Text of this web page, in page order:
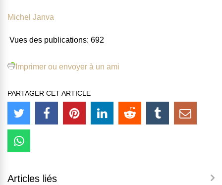
Michel Janva
Vues des publications: 692
Imprimer ou envoyer à un ami
PARTAGER CET ARTICLE
Articles liés